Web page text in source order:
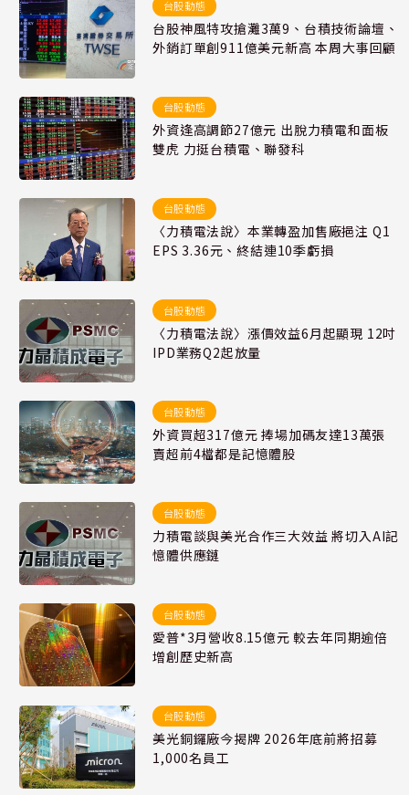
台股動態
台股神風特攻搶灘3萬9、台積技術論壇、
外銷訂單創911億美元新高 本周大事回顧
台股動態
外資逢高調節27億元 出脫力積電和面板
雙虎 力挺台積電、聯發科
台股動態
〈力積電法說〉本業轉盈加售廠挹注 Q1
EPS 3.36元、終結連10季虧損
台股動態
〈力積電法說〉漲價效益6月起顯現 12吋
IPD業務Q2起放量
台股動態
外資買超317億元 捧場加碼友達13萬張
賣超前4檔都是記憶體股
台股動態
力積電談與美光合作三大效益 將切入AI記
憶體供應鏈
台股動態
愛普*3月營收8.15億元 較去年同期逾倍
增創歷史新高
台股動態
美光銅鑼廠今揭牌 2026年底前將招募
1,000名員工